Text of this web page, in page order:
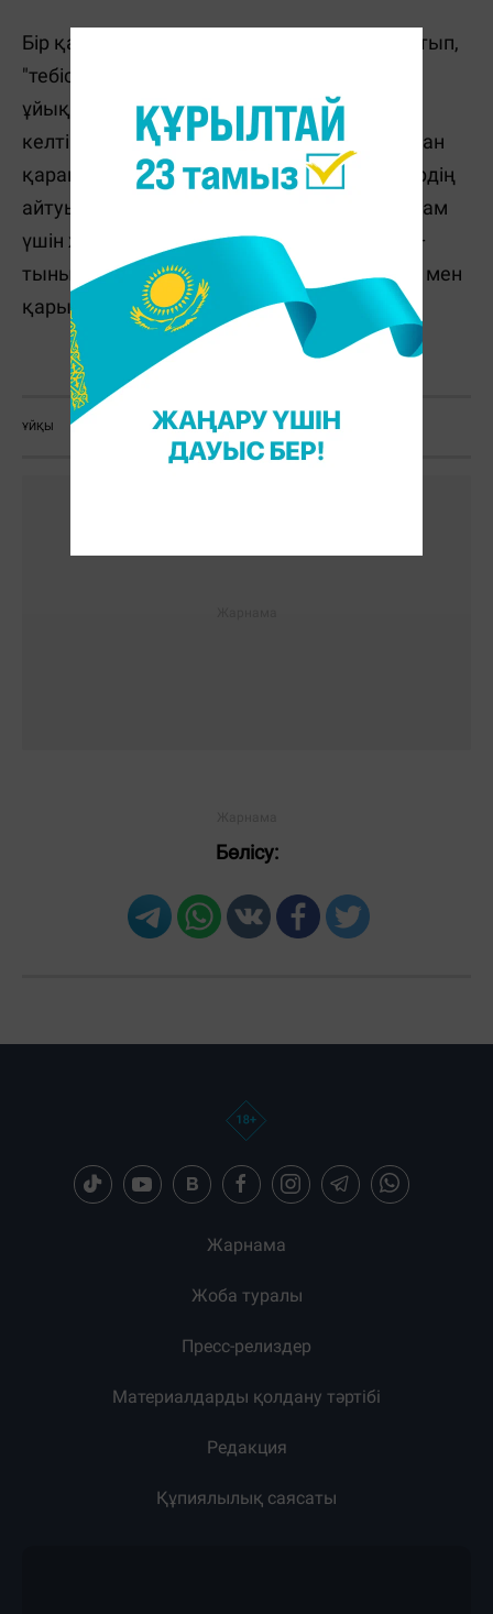
Бір қарағанда, екі адамның бір төсекте жатып,
"тебісіп", "қорылдап", көрпе тартысып
ұйықтайтыны белгілі. Бір-біріне кедергі
келтіріп, ұйқысын бұзуы мүмкін. Бір жағынан
қарама-қайшы факті. Алайда зерттеушілердің
айтуынша, жұбайын шын жақсы көрген адам
үшін жарының жанында жатқанының өзі –
тыныштық. Бәрі жарына, оған деген сезімі мен
қарым-қатынасына байланысты.
Қ. Слямбек
ҰЙҚЫ ДҰРЫС ҰЙЫҚТАУ
Бөлісу:
Жарнама
Жоба туралы
Пресс-релиздер
Материалдарды қолдану тәртібі
Редакция
Құпиялылық саясаты